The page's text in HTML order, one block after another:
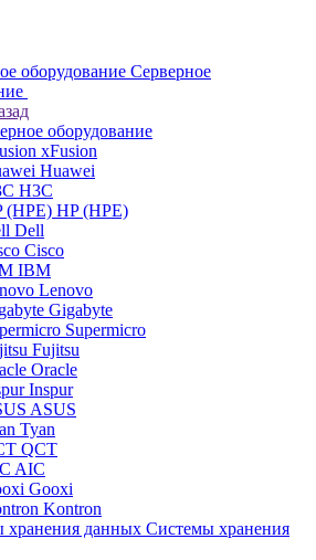
Серверное
оборудование
xFusion
Huawei
H3C
HP (HPE)
Dell
Cisco
IBM
Lenovo
Gigabyte
Supermicro
Fujitsu
Oracle
Inspur
ASUS
Tyan
QCT
AIC
Gooxi
Kontron
Системы хранения